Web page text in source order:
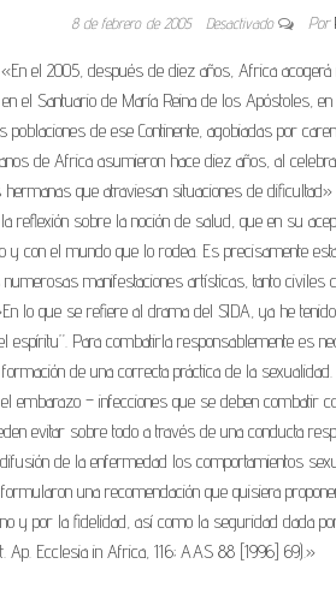
8 de febrero de 2005 Desactivado Por
el 2005, después de diez años, Africa
el Santuario de María Reina de los Apóstoles,
de ese Continente, agobiadas por
de Africa asumieron hace diez años, al
que atraviesan situaciones de
reflexión sobre la noción de salud, que en su
con el mundo que lo rodea. Es precisamente
manifestaciones artísticas, tanto
lo que se refiere al drama del SIDA, ya he
espíritu”. Para combatirla responsablemente es
de una correcta práctica de la
embarazo – infecciones que se deben combatir
evitar sobre todo a través de una conducta
de la enfermedad los comportamientos
una recomendación que quisiera
y por la fidelidad, así como la seguridad dada
Ap. Ecclesia in Africa, 116; AAS 88 [1996] 69).»